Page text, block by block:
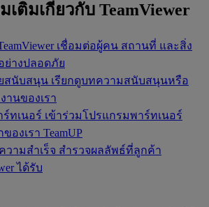
เติมเกี่ยวกับ TeamViewer
เชื่อมต่อผู้คน สถานที่ และสิ่ง
ย่างปลอดภัย
สนับสนุน เรียกดูบทความสนับสนุนหรือ
านของเรา
ร์ทเนอร์ เข้าร่วมโปรแกรมพาร์ทเนอร์
องเรา TeamUP
วามสำเร็จ สำรวจผลลัพธ์ที่ลูกค้า
ได้รับ